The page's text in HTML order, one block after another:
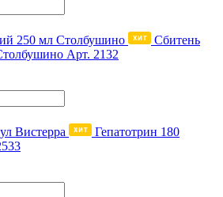
Сбитень
Арт. 2132
Гепатотрин 180